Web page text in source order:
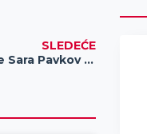
SLEDEĆE
Ministarka zaštite životne sredine Sara Pavkov obišla Specijalni rezervat prirode „Carska bara“